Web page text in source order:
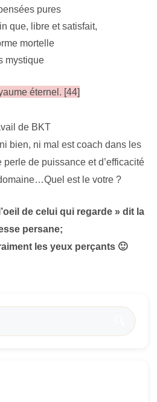
pures
que, libre et satisfait,
mortelle
mystique
éternel. [44]
de BKT
bien, ni mal est coach dans les
de puissance et d’efficacité
est le votre ?
de celui qui regarde » dit la
persane;
les yeux perçants 🙂